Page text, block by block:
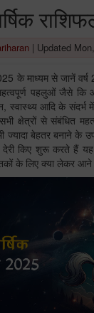
| Updated
के माध्यम से जानें
पहलुओं जैसे कि
स्वास्थ्य आदि के संदर्भ
क्षेत्रों से संबंधित
बेहतर बनाने के
देरी किए शुरू करते
के लिए क्या लेकर आने